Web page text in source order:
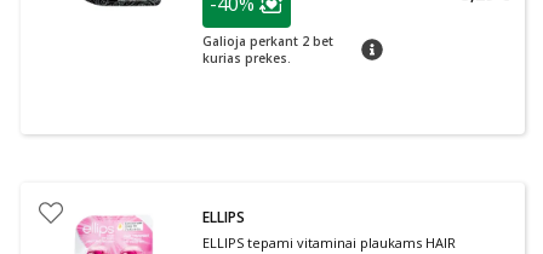
Lojalumo klubo narių nuolaida
Galioja perkant 2 bet
kurias prekes.
patarimas
ELLIPS
ELLIPS tepami vitaminai plaukams HAIR